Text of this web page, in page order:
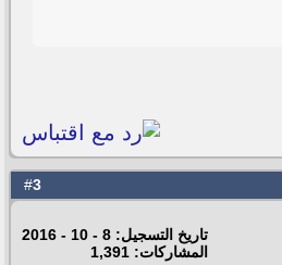
3
تاريخ التسجيل: 8 - 10 - 2016
المشاركات: 1,391